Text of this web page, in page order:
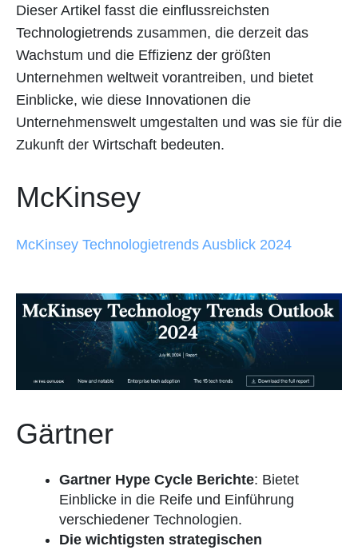
Dieser Artikel fasst die einflussreichsten
Technologietrends zusammen, die derzeit das
Wachstum und die Effizienz der größten
Unternehmen weltweit vorantreiben, und bietet
Einblicke, wie diese Innovationen die
Unternehmenswelt umgestalten und was sie für die
Zukunft der Wirtschaft bedeuten.
McKinsey
McKinsey Technologietrends Ausblick 2024
Gärtner
Gartner Hype Cycle Berichte: Bietet
Einblicke in die Reife und Einführung
verschiedener Technologien.
Die wichtigsten strategischen